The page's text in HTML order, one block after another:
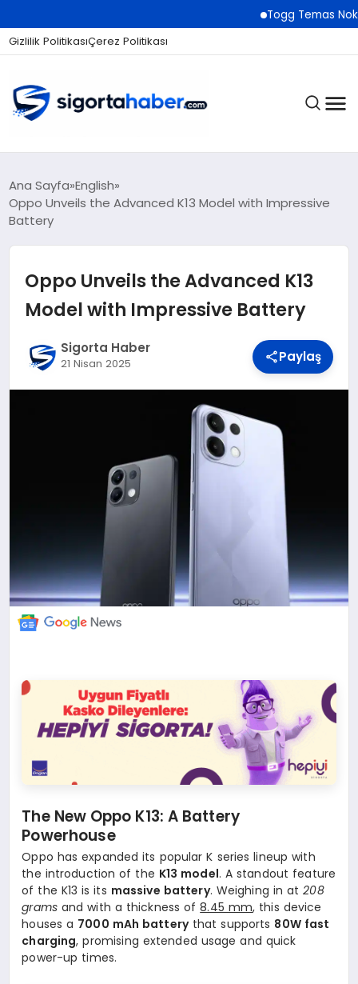
Togg Temas Noktaları
Gizlilik PolitikasıÇerez Politikası
SIGORTA
EKONOMI
DÜNYA
İLETIŞIM
Ana Sayfa English
Oppo Unveils the Advanced K13 Model with Impressive
Battery
Oppo Unveils the Advanced K13
Model with Impressive Battery
Sigorta Haber
21 Nisan 2025 Paylaş
The New Oppo K13: A Battery
Powerhouse
Oppo has expanded its popular K series lineup with
the introduction of the K13 model. A standout feature
of the K13 is its massive battery. Weighing in at208
gramsand with a thickness of8.45 mm, this device
houses a 7000 mAh batterythat supports 80W fast
charging, promising extended usage and quick
power-up times.